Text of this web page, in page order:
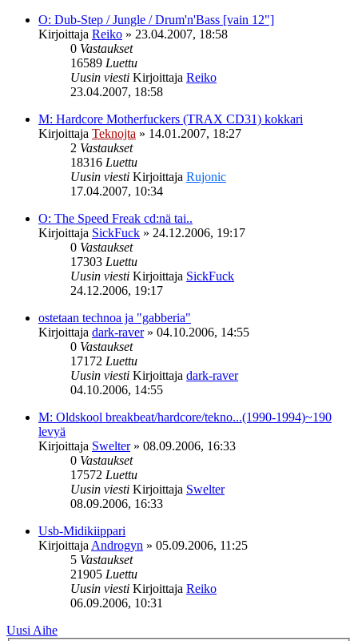
O: Dub-Step / Jungle / Drum'n'Bass [vain 12"]
Kirjoittaja Reiko » 23.04.2007, 18:58
0 Vastaukset
16589 Luettu
Uusin viesti Kirjoittaja Reiko
23.04.2007, 18:58
M: Hardcore Motherfuckers (TRAX CD31) kokkari
Kirjoittaja Teknojta » 14.01.2007, 18:27
2 Vastaukset
18316 Luettu
Uusin viesti Kirjoittaja Rujonic
17.04.2007, 10:34
O: The Speed Freak cd:nä tai..
Kirjoittaja SickFuck » 24.12.2006, 19:17
0 Vastaukset
17303 Luettu
Uusin viesti Kirjoittaja SickFuck
24.12.2006, 19:17
ostetaan technoa ja "gabberia"
Kirjoittaja dark-raver» 04.10.2006, 14:55
0 Vastaukset
17172 Luettu
Uusin viesti Kirjoittaja dark-raver
04.10.2006, 14:55
M: Oldskool breakbeat/hardcore/tekno...(1990-1994)~190
levyä
Kirjoittaja Swelter» 08.09.2006, 16:33
0 Vastaukset
17572 Luettu
Uusin viesti Kirjoittaja Swelter
08.09.2006, 16:33
Usb-Midikiippari
Kirjoittaja Androgyn » 05.09.2006, 11:25
5 Vastaukset
21905 Luettu
Uusin viesti Kirjoittaja Reiko
06.09.2006, 10:31
Uusi Aihe